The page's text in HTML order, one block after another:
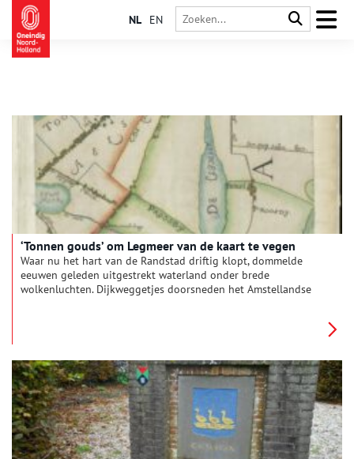
NL EN
‘Tonnen gouds’ om Legmeer van de kaart te vegen
Waar nu het hart van de Randstad driftig klopt, dommelde
eeuwen geleden uitgestrekt waterland onder brede
wolkenluchten. Dijkweggetjes doorsneden het Amstellandse
kabbelde nog als vanouds. Exact 150 jaar geleden maakte
koning Willem III daar met een pennenstreek definitief een
eind aan.